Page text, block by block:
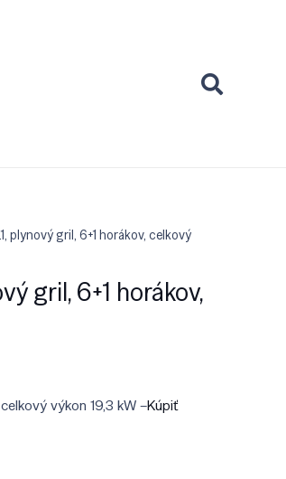
plynový gril, 6+1 horákov, celkový
gril, 6+1 horákov,
výkon 19,3 kW –Kúpiť